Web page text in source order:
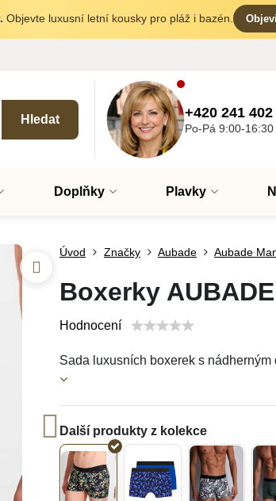
Objevte luxusní letní kousky pro pláž i bazén.
Hledat +420 241 402
Po-Pá 9:00-16:30
Doplňky Plavky
Úvod Značky Aubade Aubade
Boxerky
Hodnocení
Sada luxusních boxerek s